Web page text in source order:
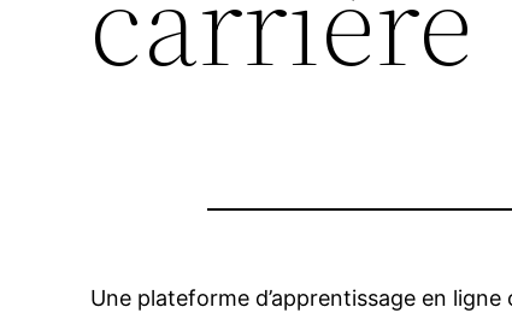
Une plateforme d’apprentissage en